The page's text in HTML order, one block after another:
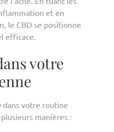
et en
le CBD se positionne
efficace.
votre
dans votre routine
manières :